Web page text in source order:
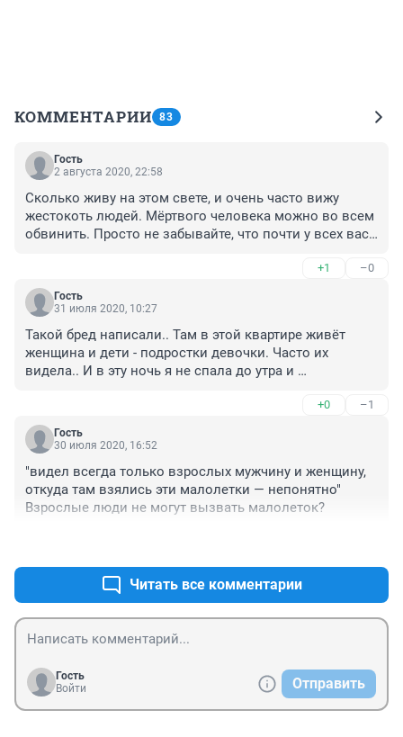
КОММЕНТАРИИ 83
Гость
2 августа 2020, 22:58
Сколько живу на этом свете, и очень часто вижу
жестокоть людей. Мёртвого человека можно во всем
обвинить. Просто не забывайте, что почти у всех вас
бы реогировали, и как отзывались. Если бы вашего
близкого человека оскорбляли. Тем людям большое
спасибо, которые поддерживают родителей, а другим
+1 –0
Гость
31 июля 2020, 10:27
Такой бред написали.. Там в этой квартире живёт
женщина и дети - подростки девочки. Часто их
видела.. И в эту ночь я не спала до утра и
+0 –1
Гость
30 июля 2020, 16:52
"видел всегда только взрослых мужчину и женщину,
откуда там взялись эти малолетки — непонятно"
Взрослые люди не могут вызвать малолеток?
Читать все комментарии
Гость
Войти
Отправить